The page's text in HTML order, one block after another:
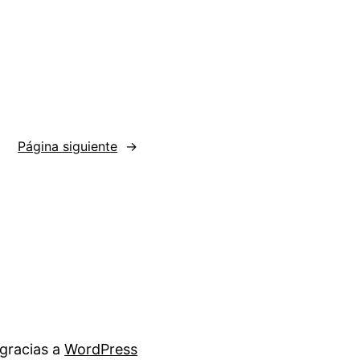
Página siguiente →
aWordPress